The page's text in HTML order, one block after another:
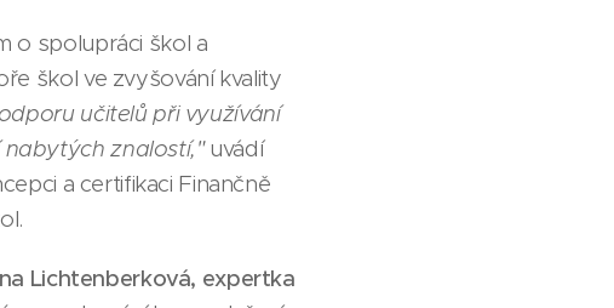
o spolupráci škol a
škol ve zvyšování kvality
učitelů při využívání
znalostí,"uvádí
a certifikaci Finančně
Lichtenberková, expertka